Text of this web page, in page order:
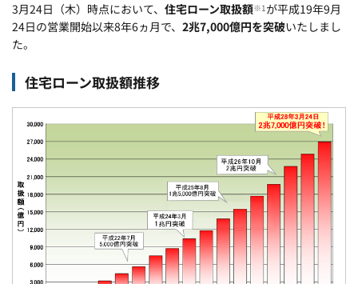
3月24日（木）時点において、 住宅ローン取扱額※1が平成19年9月
24日の営業開始以来8年6ヵ月で、 2兆7,000億円を突破いたしまし
た。
住宅ローン取扱額推移